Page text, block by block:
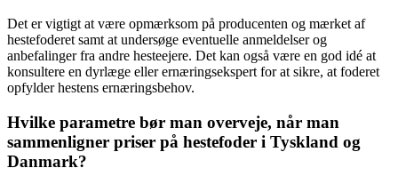
Det er vigtigt at være opmærksom på producenten og mærket af
hestefoderet samt at undersøge eventuelle anmeldelser og
anbefalinger fra andre hesteejere. Det kan også være en god idé at
konsultere en dyrlæge eller ernæringsekspert for at sikre, at foderet
opfylder hestens ernæringsbehov.
Hvilke parametre bør man overveje, når man
sammenligner priser på hestefoder i Tyskland og
Danmark?